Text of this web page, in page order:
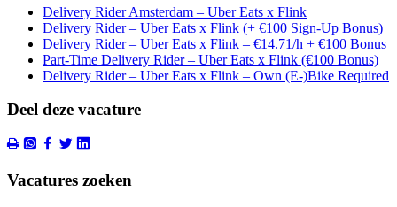
Delivery Rider Amsterdam – Uber Eats x Flink
Delivery Rider – Uber Eats x Flink (+ €100 Sign-Up Bonus)
Delivery Rider – Uber Eats x Flink – €14.71/h + €100 Bonus
Part-Time Delivery Rider – Uber Eats x Flink (€100 Bonus)
Delivery Rider – Uber Eats x Flink – Own (E-)Bike Required
Deel deze vacature
Vacatures zoeken